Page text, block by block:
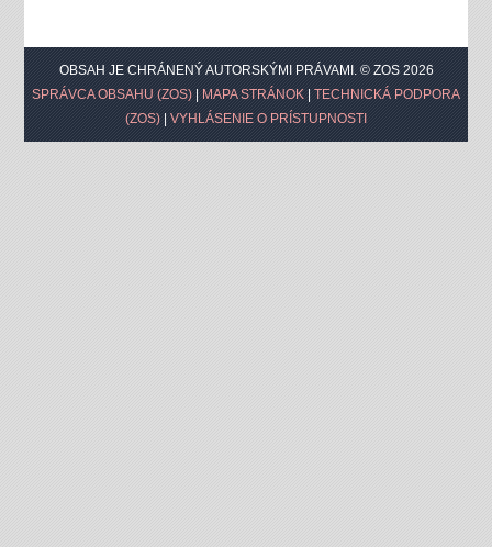
OBSAH JE CHRÁNENÝ AUTORSKÝMI PRÁVAMI. © ZOS 2026
SPRÁVCA OBSAHU (ZOS)
MAPA STRÁNOK
TECHNICKÁ PODPORA
(ZOS)
VYHLÁSENIE O PRÍSTUPNOSTI